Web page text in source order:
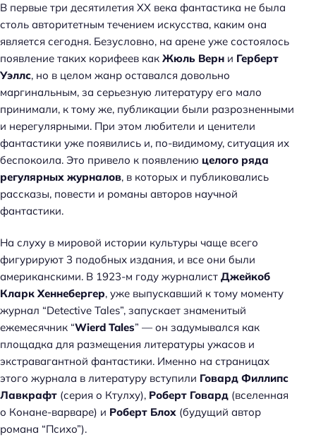
В первые три десятилетия ХХ века фантастика не была
столь авторитетным течением искусства, каким она
является сегодня. Безусловно, на арене уже состоялось
появление таких корифеев как Жюль Верн и Герберт
Уэллс, но в целом жанр оставался довольно
маргинальным, за серьезную литературу его мало
принимали, к тому же, публикации были разрозненными
и нерегулярными. При этом любители и ценители
фантастики уже появились и, по-видимому, ситуация их
беспокоила. Это привело к появлению целого ряда
регулярных журналов, в которых и публиковались
рассказы, повести и романы авторов научной
фантастики.
На слуху в мировой истории культуры чаще всего
фигурируют 3 подобных издания, и все они были
американскими. В 1923-м году журналист Джейкоб
Кларк Хеннебергер, уже выпускавший к тому моменту
журнал “Detective Tales”, запускает знаменитый
ежемесячник “Wierd Tales” — он задумывался как
площадка для размещения литературы ужасов и
экстравагантной фантастики. Именно на страницах
этого журнала в литературу вступили Говард Филлипс
Лавкрафт (серия о Ктулху), Роберт Говард (вселенная
о Конане-варваре) и Роберт Блох (будущий автор
романа “Психо”).